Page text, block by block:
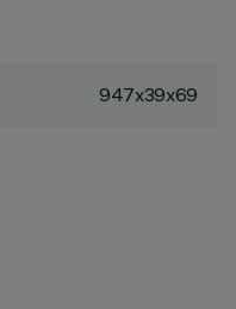
947x39x69